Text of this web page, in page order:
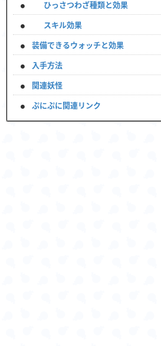
ひっさつわざ種類と効果
スキル効果
装備できるウォッチと効果
入手方法
関連妖怪
ぷにぷに関連リンク